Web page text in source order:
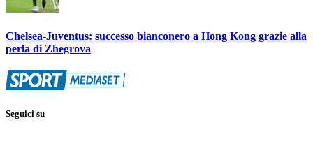
Chelsea-Juventus: successo bianconero a Hong Kong grazie alla
perla di Zhegrova
Seguici su